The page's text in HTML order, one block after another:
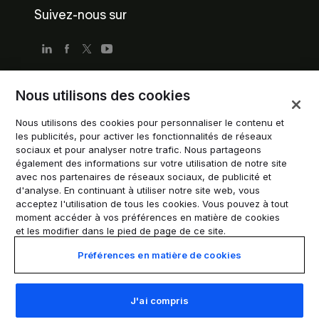
Suivez-nous sur
Politique de confidentialité
Conditions d'utilisation pour les entreprises
Directives de marque déposée
Gérer les cookies
Modern Slavery Statement
© 2026 Trustpilot A/S. Tous droits réservés.
Nous utilisons des cookies
Nous utilisons des cookies pour personnaliser le contenu et
les publicités, pour activer les fonctionnalités de réseaux
sociaux et pour analyser notre trafic. Nous partageons
également des informations sur votre utilisation de notre site
avec nos partenaires de réseaux sociaux, de publicité et
d'analyse. En continuant à utiliser notre site web, vous
acceptez l'utilisation de tous les cookies. Vous pouvez à tout
moment accéder à vos préférences en matière de cookies
et les modifier dans le pied de page de ce site.
Préférences en matière de cookies
J'ai compris